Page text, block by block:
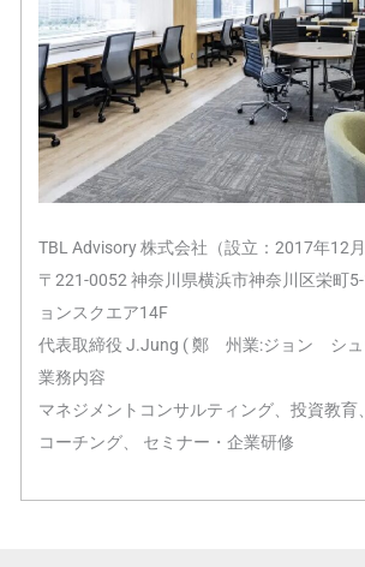
TBL Advisory 株式会社（設立：2017年12月
〒221-0052 神奈川県横浜市神奈川区栄町
ョンスクエア14F
代表取締役 J.Jung ( 鄭 州業:ジョン シュ
業務内容
マネジメントコンサルティング、投資教育
コーチング、 セミナー・企業研修